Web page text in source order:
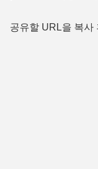
공유할 URL을 복사